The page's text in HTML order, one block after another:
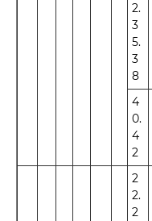
2.
3
5.
3
8
4
0.
4
2
2
2.
2